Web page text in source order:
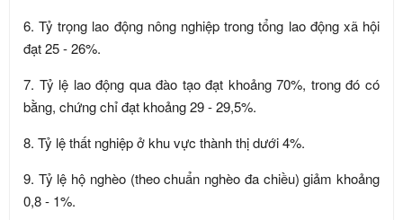
6. Tỷ trọng lao động nông nghiệp trong tổng lao động xã hội
đạt 25 - 26%.
7. Tỷ lệ lao động qua đào tạo đạt khoảng 70%, trong đó có
bằng, chứng chỉ đạt khoảng 29 - 29,5%.
8. Tỷ lệ thất nghiệp ở khu vực thành thị dưới 4%.
9. Tỷ lệ hộ nghèo (theo chuẩn nghèo đa chiều) giảm khoảng
0,8 - 1%.